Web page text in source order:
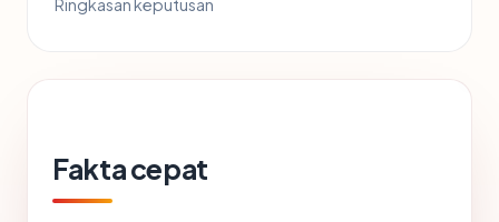
Ringkasan keputusan
Fakta cepat